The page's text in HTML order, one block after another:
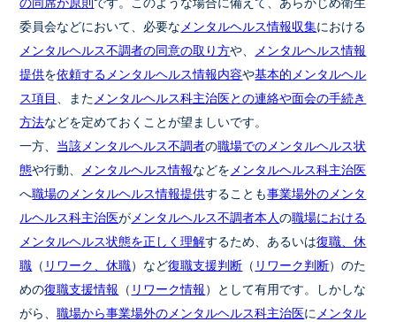
の同席が原則 です。このような場合に備えて、あらかじめ衛生
委員会などにおいて、必要なメンタルヘルス情報収集における
メンタルヘルス不調者の同意の取り方や、
メンタルヘルス情報
提供を依頼するメンタルヘルス情報内容や基本的メンタルヘル
ス項目 、またメンタルヘルス科主治医との連絡や面会の手続き
方法などを定めておくことが望ましいです。
一方、 当該メンタルヘルス不調者の職場でのメンタルヘルス状
態や行動、 メンタルヘルス情報などをメンタルヘルス科主治医
へ職場のメンタルヘルス情報提供することも事業場外のメンタ
ルヘルス科主治医がメンタルヘルス不調者本人の職場における
メンタルヘルス状態を正しく理解するため、あるいは復職、休
職 （ リワーク、休職）など復職支援判断 （ リワーク判断）のた
めの復職支援情報 （ リワーク情報）として有用です。しかしな
がら、職場から事業場外のメンタルヘルス科主治医にメンタル